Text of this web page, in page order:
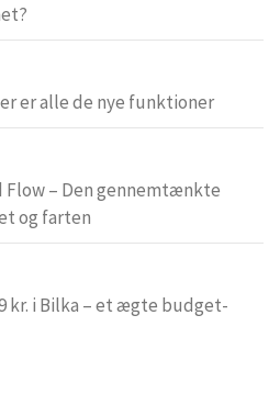
er alle de nye funktioner
Flow – Den gennemtænkte
og farten
kr. i Bilka – et ægte budget-